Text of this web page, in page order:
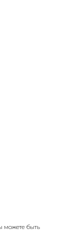
можете быть